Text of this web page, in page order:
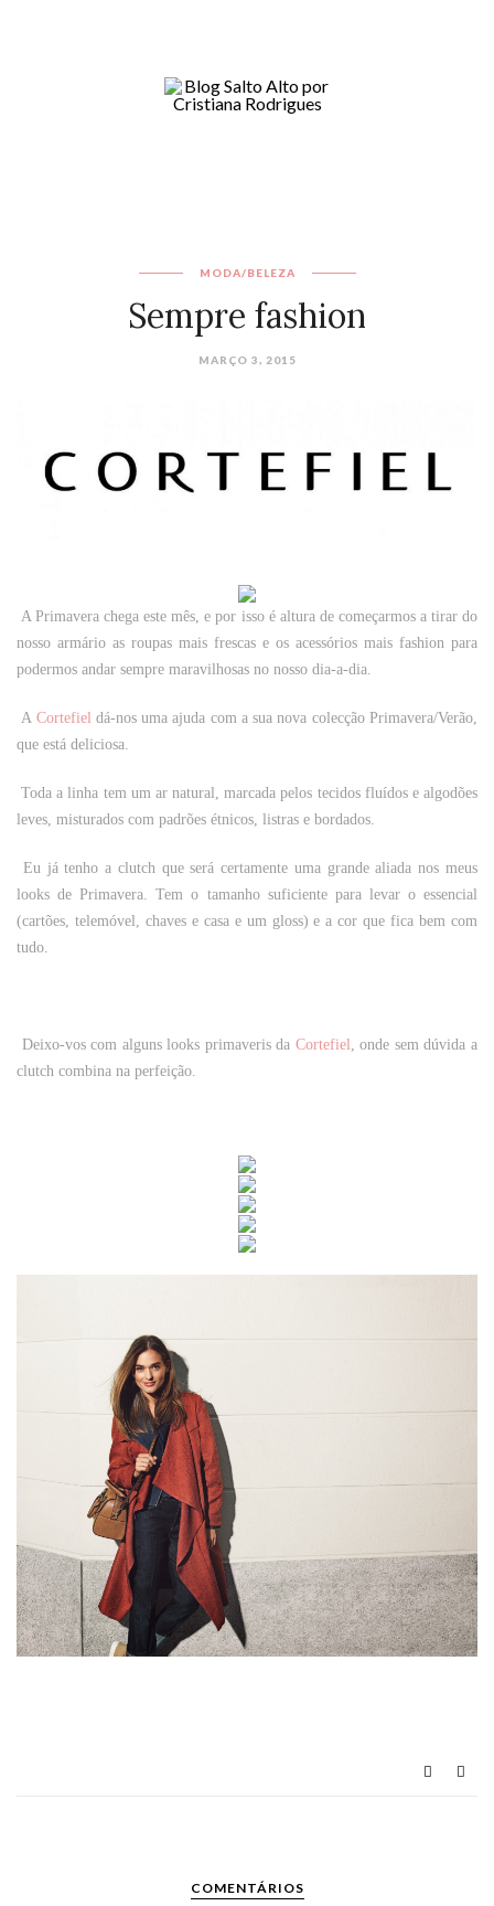
MODA/BELEZA
Sempre fashion
MARÇO 3, 2015
A Primavera chega este mês, e por isso é altura de começarmos a tirar do
nosso armário as roupas mais frescas e os acessórios mais fashion para
podermos andar sempre maravilhosas no nosso dia-a-dia.
A Cortefieldá-nos uma ajuda com a sua nova colecção Primavera/Verão,
que está deliciosa.
Toda a linha tem um ar natural, marcada pelos tecidos fluídos e algodões
leves, misturados com padrões étnicos, listras e bordados.
Eu já tenho a clutch que será certamente uma grande aliada nos meus
looks de Primavera. Tem o tamanho suficiente para levar o essencial
(cartões, telemóvel, chaves e casa e um gloss) e a cor que fica bem com
tudo.
Deixo-vos com alguns looks primaveris da Cortefiel, onde sem dúvida a
clutch combina na perfeição.
COMENTÁRIOS